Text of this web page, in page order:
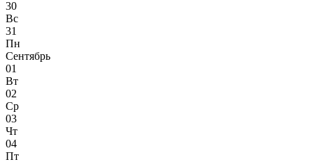
30
Вс
31
Пн
Сентябрь
01
Вт
02
Ср
03
Чт
04
Пт